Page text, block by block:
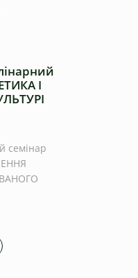
І
семінар